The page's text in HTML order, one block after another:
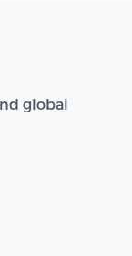
global